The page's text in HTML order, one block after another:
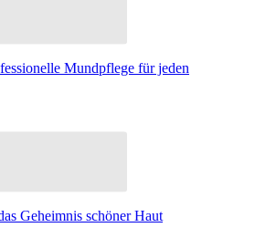
Mundpflege für jeden
Geheimnis schöner Haut